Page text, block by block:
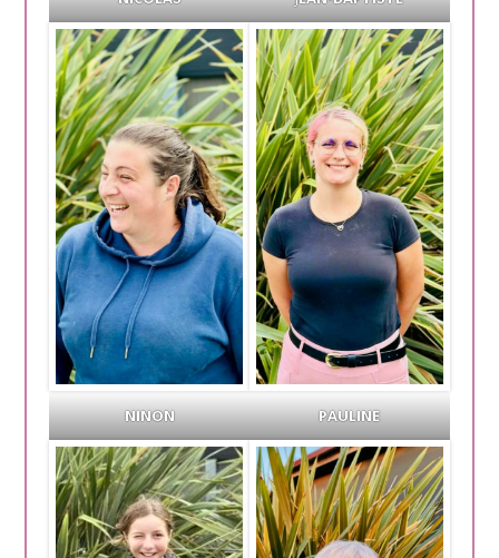
NINON PAULINE